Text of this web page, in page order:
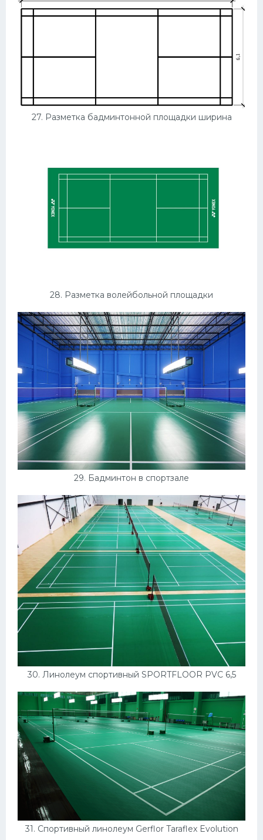
27. Разметка бадминтонной площадки ширина
28. Разметка волейбольной площадки
29. Бадминтон в спортзале
30. Линолеум спортивный SPORTFLOOR PVC 6,5
31. Спортивный линолеум Gerflor Taraflex Evolution